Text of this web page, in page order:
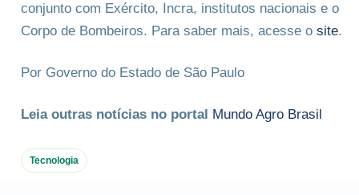
conjunto com Exército, Incra, institutos nacionais e o
Corpo de Bombeiros. Para saber mais, acesse o site.
Por Governo do Estado de São Paulo
Leia outras notícias no portal Mundo Agro Brasil
Tecnologia